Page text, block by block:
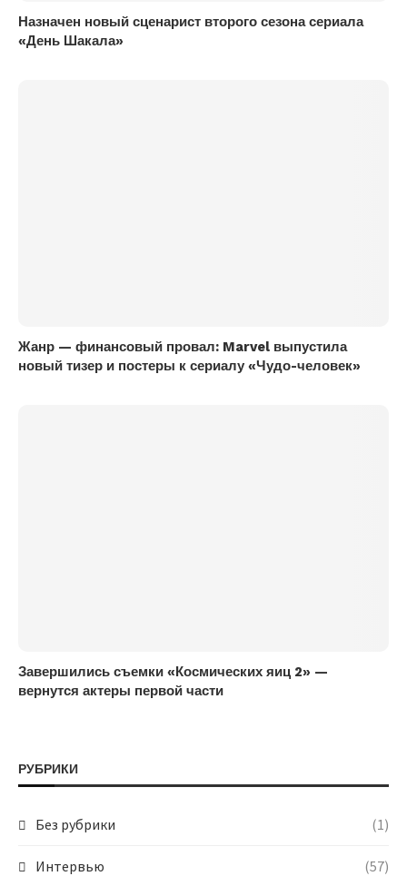
Назначен новый сценарист второго сезона сериала
«День Шакала»
Жанр — финансовый провал: Marvel выпустила
новый тизер и постеры к сериалу «Чудо-человек»
Завершились съемки «Космических яиц 2» —
вернутся актеры первой части
РУБРИКИ
Без рубрики (1)
Интервью (57)